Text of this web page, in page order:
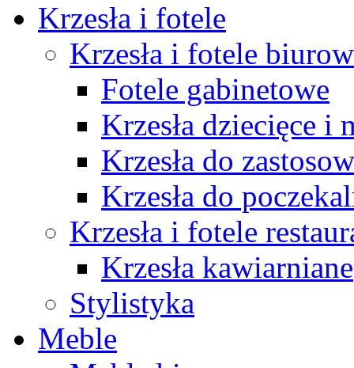
Krzesła i fotele
Krzesła i fotele
Fotele gabinetowe
Krzesła dziecięce i
Krzesła do
Krzesła do
Krzesła i fotele
Krzesła kawiarniane
Stylistyka
Meble